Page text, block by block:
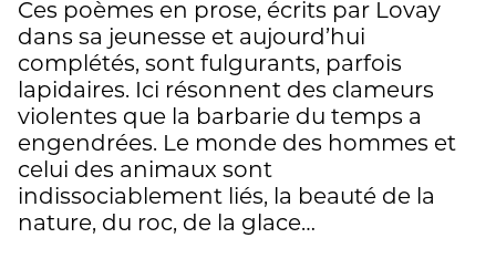
Ces poèmes en prose, écrits par Lovay
dans sa jeunesse et aujourd’hui
complétés, sont fulgurants, parfois
lapidaires. Ici résonnent des clameurs
violentes que la barbarie du temps a
engendrées. Le monde des hommes et
celui des animaux sont
indissociablement liés, la beauté de la
nature, du roc, de la glace…